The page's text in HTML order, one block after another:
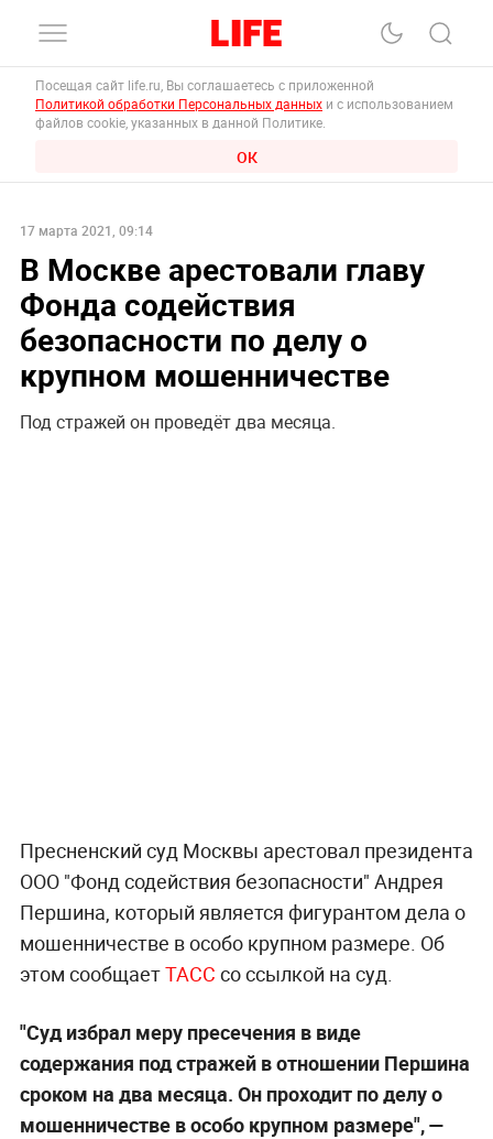
Посещая сайт life.ru, Вы соглашаетесь с приложенной
Политикой обработки Персональных данных и с использованием
файлов cookie, указанных в данной Политике.
ОК
17 марта 2021, 09:14
В Москве арестовали главу
Фонда содействия
безопасности по делу о
крупном мошенничестве
Под стражей он проведёт два месяца.
Пресненский суд Москвы арестовал президента
ООО "Фонд содействия безопасности" Андрея
Першина, который является фигурантом дела о
мошенничестве в особо крупном размере. Об
этом сообщаетТАСС со ссылкой на суд.
"Суд избрал меру пресечения в виде
содержания под стражей в отношении Першина
сроком на два месяца. Он проходит по делу о
мошенничестве в особо крупном размере", —